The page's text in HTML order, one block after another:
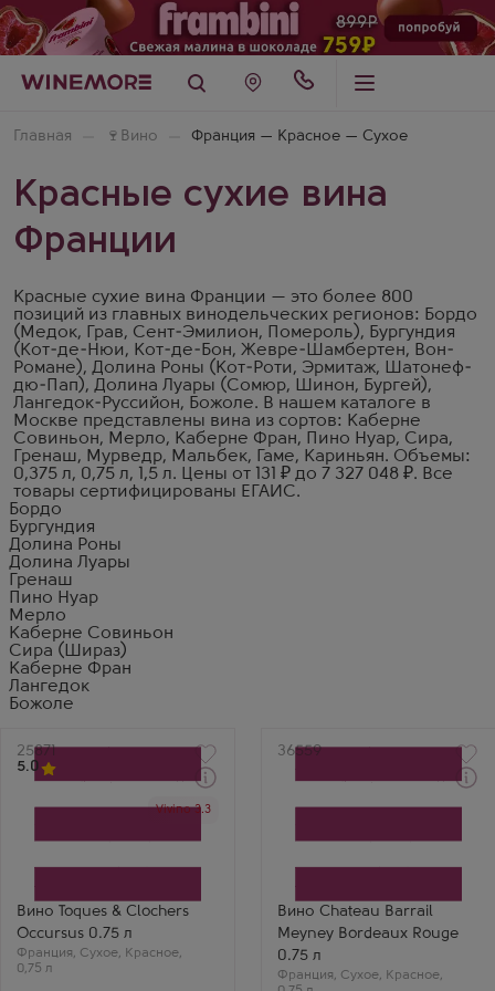
Главная 🍷 Вино Франция — Красное — Сухое
Красные сухие вина
Франции
Красные сухие вина Франции — это более 800
позиций из главных винодельческих регионов: Бордо
(Медок, Грав, Сент-Эмилион, Помероль), Бургундия
(Кот-де-Нюи, Кот-де-Бон, Жевре-Шамбертен, Вон-
Романе), Долина Роны (Кот-Роти, Эрмитаж, Шатонеф-
дю-Пап), Долина Луары (Сомюр, Шинон, Бургей),
Лангедок-Руссийон, Божоле. В нашем каталоге в
Москве представлены вина из сортов: Каберне
Совиньон, Мерло, Каберне Фран, Пино Нуар, Сира,
Гренаш, Мурведр, Мальбек, Гаме, Кариньян. Объемы:
0,375 л, 0,75 л, 1,5 л. Цены от 131 ₽ до 7 327 048 ₽. Все
товары сертифицированы ЕГАИС.
Бордо
Бургундия
Долина Роны
Долина Луары
Гренаш
Пино Нуар
Мерло
Каберне Совиньон
Сира (Шираз)
Каберне Фран
Лангедок
Божоле
Артикул
25871
5.0
Vivino 3.3
Вино Toques & Clochers
Occursus 0.75 л
Франция, Сухое, Красное,
0,75 л
Красное Сухое Вино
Производитель
Сорт винограда
Сира (Шираз)
Страна
Франция
Регион
Артикул
36559
Вино Chateau Barrail
Meyney Bordeaux Rouge
0.75 л
Франция, Сухое, Красное,
Бордо
Мерло
Страна
Франция
Регион
Бордо